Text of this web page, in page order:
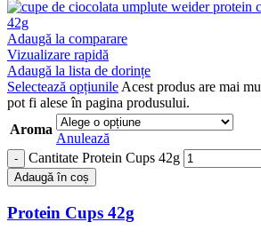
Adaugă la comparare
Vizualizare rapidă
Adaugă la lista de dorințe
Selectează opțiunile Acest produs are mai
pot fi alese în pagina produsului.
Aroma
Anulează
Cantitate Protein Cups 42g
Adaugă în coș
Protein Cups 42g